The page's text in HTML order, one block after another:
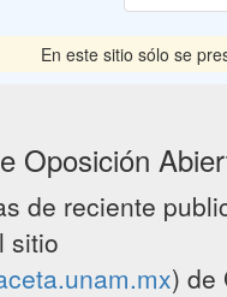
En este sitio sólo se
Oposición
de reciente
sitio
) de